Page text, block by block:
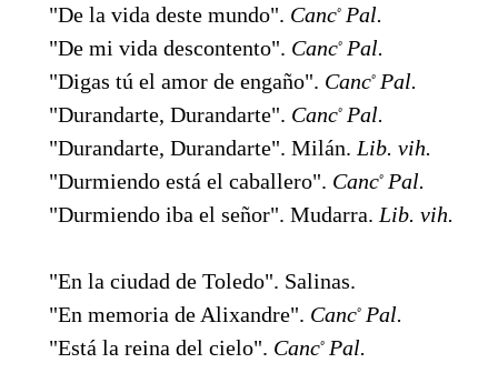
"De la vida deste mundo". CancºPal.
"De mi vida descontento". CancºPal.
"Digas tú el amor de engaño". CancºPal.
"Durandarte, Durandarte". CancºPal.
"Durandarte, Durandarte". Milán. Lib. vih.
"Durmiendo está el caballero". CancºPal.
"Durmiendo iba el señor". Mudarra. Lib. vih.
"En la ciudad de Toledo". Salinas.
"En memoria de Alixandre". CancºPal.
"Está la reina del cielo". CancºPal.